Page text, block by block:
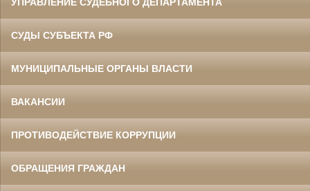
СУДЫ СУБЪЕКТА РФ
МУНИЦИПАЛЬНЫЕ ОРГАНЫ ВЛАСТИ
ВАКАНСИИ
ПРОТИВОДЕЙСТВИЕ КОРРУПЦИИ
ОБРАЩЕНИЯ ГРАЖДАН